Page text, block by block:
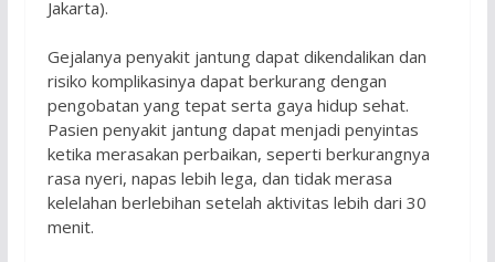
Jakarta).
Gejalanya penyakit jantung dapat dikendalikan dan
risiko komplikasinya dapat berkurang dengan
pengobatan yang tepat serta gaya hidup sehat.
Pasien penyakit jantung dapat menjadi penyintas
ketika merasakan perbaikan, seperti berkurangnya
rasa nyeri, napas lebih lega, dan tidak merasa
kelelahan berlebihan setelah aktivitas lebih dari 30
menit.